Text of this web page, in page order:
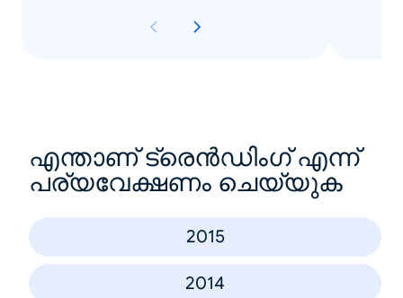
എന്താണ് ട്രെൻഡിംഗ് എന്ന്
പര്യവേക്ഷണം ചെയ്യുക
2015
2014